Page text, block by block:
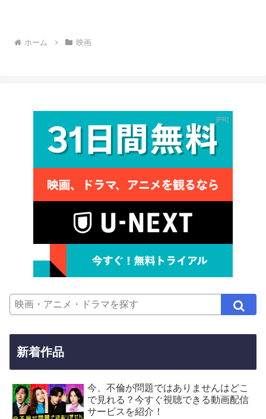
ホーム 映画
PR
新着作品
今、不倫が問題ではありませんはどこ
で見れる？今すぐ視聴できる動画配信
サービスを紹介！